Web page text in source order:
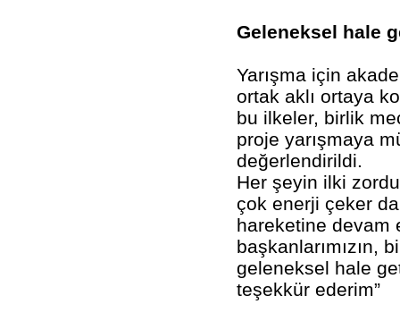
Geleneksel hale
Yarışma için
ortak aklı ortaya
bu ilkeler, birlik
proje yarışmaya
değerlendirildi.
Her şeyin ilki
çok enerji çeker
hareketine devam
başkanlarımızın,
geleneksel hale
teşekkür ederim”